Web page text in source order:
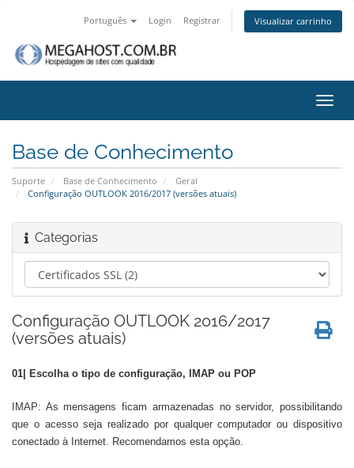
Português Login Registrar Visualizar carrinho
Base de Conhecimento
Suporte Base de Conhecimento
Geral
Configuração OUTLOOK 2016/2017 (versões atuais)
Categorias
Configuração OUTLOOK 2016/2017
(versões atuais)
01| Escolha o tipo de configuração, IMAP ou POP
IMAP: As mensagens ficam armazenadas no servidor, possibilitando
que o acesso seja realizado por qualquer computador ou dispositivo
conectado à Internet. Recomendamos esta opção.